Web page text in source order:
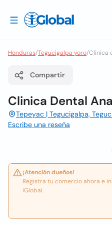
Honduras/Tegucigalpa yoro/Clinica
Compartir
Clinica Dental
Tepeyac | Tegucigalpa,
Escribe una reseña
¡Atención dueños!
Registra tu comercio ahora e
iGlobal.